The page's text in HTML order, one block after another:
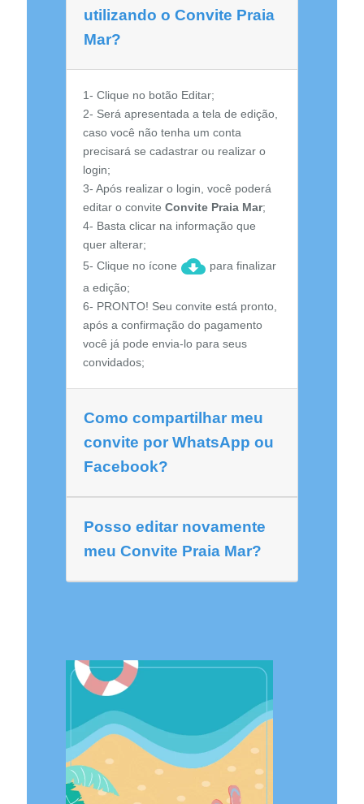
utilizando o Convite Praia
Mar?
1- Clique no botão Editar;
2- Será apresentada a tela de edição,
caso você não tenha um conta
precisará se cadastrar ou realizar o
login;
3- Após realizar o login, você poderá
editar o convite Convite Praia Mar;
4- Basta clicar na informação que
quer alterar;
5- Clique no ícone
para finalizar
a edição;
6- PRONTO! Seu convite está pronto,
após a confirmação do pagamento
você já pode envia-lo para seus
convidados;
Como compartilhar meu
convite por WhatsApp ou
Facebook?
Posso editar novamente
meu Convite Praia Mar?